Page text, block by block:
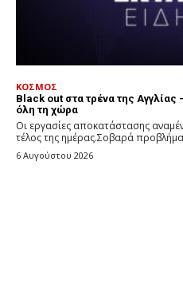
ΚΟΣΜΟΣ
Black out στα τρένα της
όλη τη χώρα
Οι εργασίες αποκατάστασης
τέλος της ημέρας.Σοβαρά
6 Αυγούστου 2026